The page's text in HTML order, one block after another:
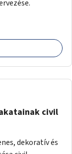
civil
dekoratív és